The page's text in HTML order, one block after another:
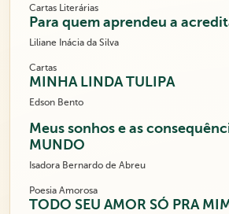
Cartas Literárias
Para quem aprendeu a
Liliane Inácia da Silva
Cartas
MINHA LINDA TULIPA
Edson Bento
Meus sonhos e as
MUNDO
Isadora Bernardo de Abreu
Poesia Amorosa
TODO SEU AMOR SÓ PRA